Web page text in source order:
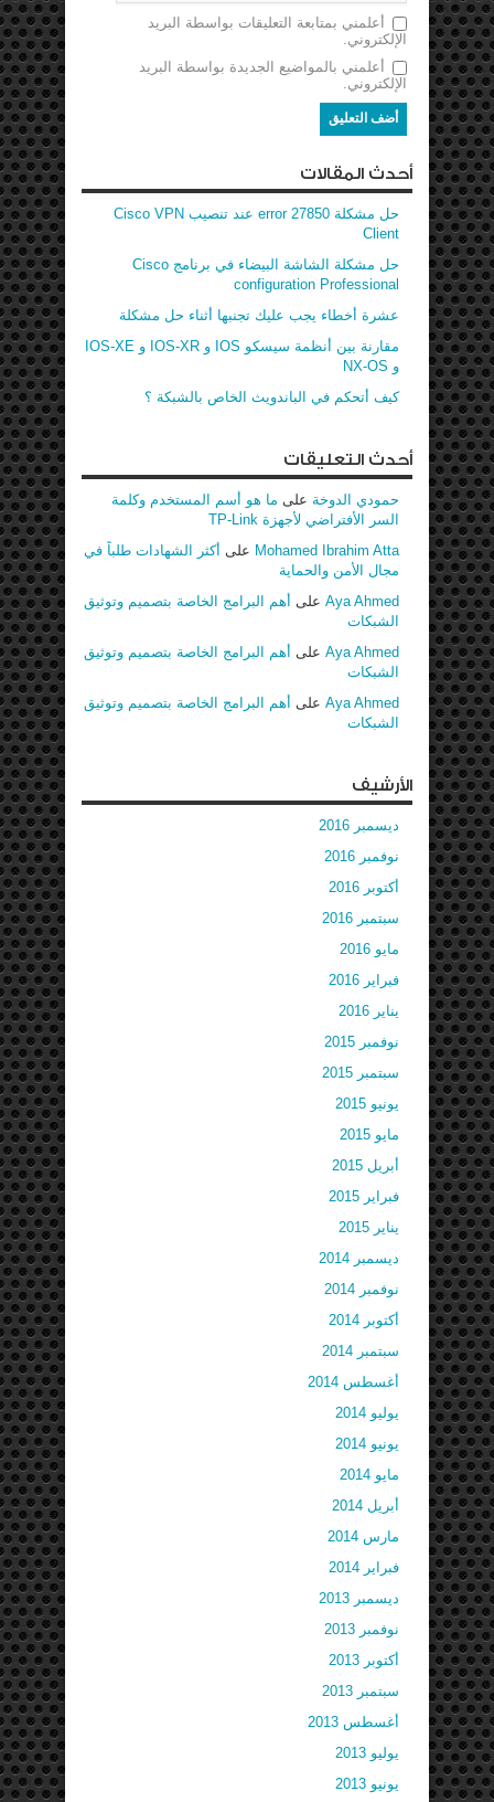
أعلمني بمتابعة التعليقات بواسطة البريد
الإلكتروني.
أعلمني بالمواضيع الجديدة بواسطة البريد
الإلكتروني.
أحدث المقالات
حل مشكلة error 27850 عند تنصيب Cisco VPN
Client
حل مشكلة الشاشة البيضاء في برنامج Cisco
configuration Professional
عشرة أخطاء يجب عليك تجنبها أثناء حل مشكلة
مقارنة بين أنظمة سيسكو IOS و IOS-XR و IOS-XE
و NX-OS
كيف أتحكم في الباندويث الخاص بالشبكة ؟
أحدث التعليقات
حمودي الدوخة على ما هو أسم المستخدم وكلمة
السر الأفتراضي لأجهزة TP-Link
Mohamed Ibrahim Atta على أكثر الشهادات طلباً في
مجال الأمن والحماية
Aya Ahmed على أهم البرامج الخاصة بتصميم وتوثيق
الشبكات
Aya Ahmed على أهم البرامج الخاصة بتصميم وتوثيق
الشبكات
Aya Ahmed على أهم البرامج الخاصة بتصميم وتوثيق
الشبكات
الأرشيف
ديسمبر 2016
نوفمبر 2016
أكتوبر 2016
سبتمبر 2016
مايو 2016
فبراير 2016
يناير 2016
نوفمبر 2015
سبتمبر 2015
يونيو 2015
مايو 2015
أبريل 2015
فبراير 2015
يناير 2015
ديسمبر 2014
نوفمبر 2014
أكتوبر 2014
سبتمبر 2014
أغسطس 2014
يوليو 2014
يونيو 2014
مايو 2014
أبريل 2014
مارس 2014
فبراير 2014
ديسمبر 2013
نوفمبر 2013
أكتوبر 2013
سبتمبر 2013
أغسطس 2013
يوليو 2013
يونيو 2013